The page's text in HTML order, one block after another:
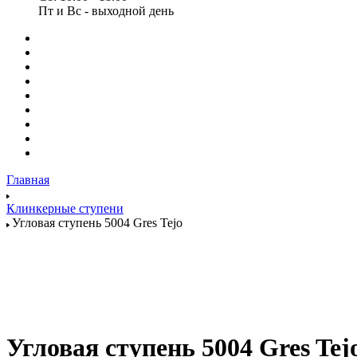
Пт и Вс - выходной день
Главная
Клинкерные ступени
Угловая ступень 5004 Gres Tejo
Угловая ступень 5004 Gres